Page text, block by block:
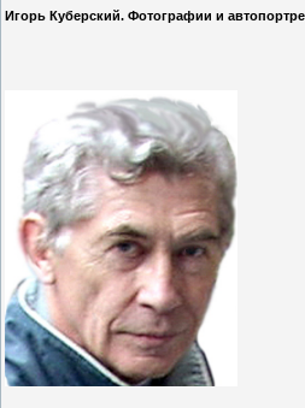
Игорь Куберский. Фотографии и